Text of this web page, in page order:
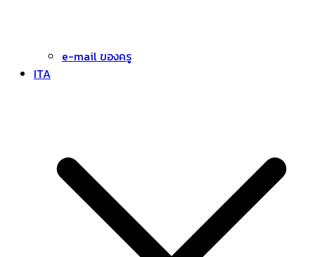
e-mail ของครู
ITA